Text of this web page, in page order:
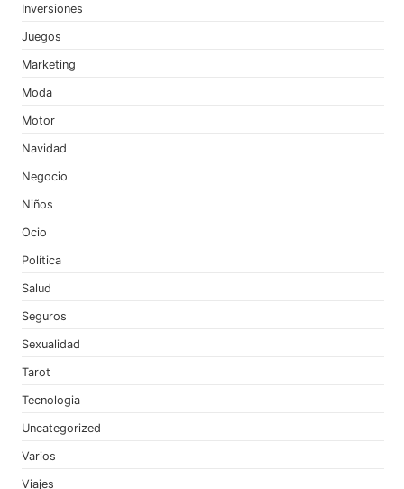
Inversiones
Juegos
Marketing
Moda
Motor
Navidad
Negocio
Niños
Ocio
Política
Salud
Seguros
Sexualidad
Tarot
Tecnologia
Uncategorized
Varios
Viajes